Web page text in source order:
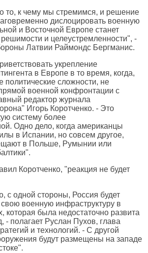
то, к чему мы стремимся, и решение
дислоцировать военную
и Восточной Европе станет
и целеустремленности", -
Латвии Раймондс Бергманис.
укрепление
в Европе в то время, когда,
политические сложности, не
военной конфронтации с
редактор журнала
Игорь Коротченко. - Это
систему более
Одно дело, когда американцы
в Испании, но совсем другое,
в Польше, Румынии или
Коротченко, "реакция не будет
с одной стороны, Россия будет
военную инфраструктуру в
которая была недостаточно развита
- полагает Руслан Пухов, глава
и технологий. - С другой
будут размещены на западе